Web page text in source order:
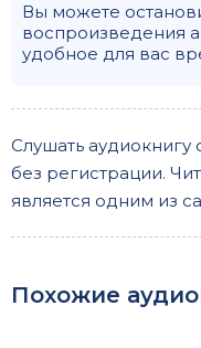
0028
0029
0032
0035
Вы можете
воспроизведения
удобное для вас
Слушать аудиокнигу
без регистрации.
является одним из
Похожие